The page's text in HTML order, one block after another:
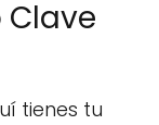
tienes tu